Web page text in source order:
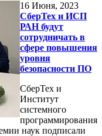
16 Июня, 2023
СберТех и ИСП
РАН будут
сотрудничать в
сфере повышения
уровня
безопасности ПО
СберТех и
Институт
системного
программирования
наук подписали